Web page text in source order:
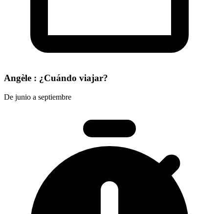
Angèle : ¿Cuándo viajar?
De junio a septiembre